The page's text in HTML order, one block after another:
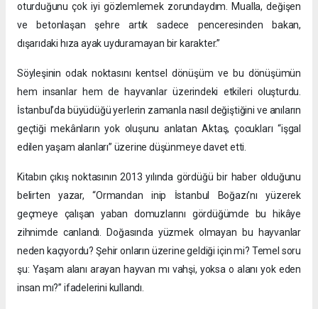
oturduğunu çok iyi gözlemlemek zorundaydım. Mualla, değişen
ve betonlaşan şehre artık sadece penceresinden bakan,
dışarıdaki hıza ayak uyduramayan bir karakter.”
Söyleşinin odak noktasını kentsel dönüşüm ve bu dönüşümün
hem insanlar hem de hayvanlar üzerindeki etkileri oluşturdu.
İstanbul’da büyüdüğü yerlerin zamanla nasıl değiştiğini ve anıların
geçtiği mekânların yok oluşunu anlatan Aktaş, çocukları “işgal
edilen yaşam alanları” üzerine düşünmeye davet etti.
Kitabın çıkış noktasının 2013 yılında gördüğü bir haber olduğunu
belirten yazar, “Ormandan inip İstanbul Boğazı’nı yüzerek
geçmeye çalışan yaban domuzlarını gördüğümde bu hikâye
zihnimde canlandı. Doğasında yüzmek olmayan bu hayvanlar
neden kaçıyordu? Şehir onların üzerine geldiği için mi? Temel soru
şu: Yaşam alanı arayan hayvan mı vahşi, yoksa o alanı yok eden
insan mı?” ifadelerini kullandı.